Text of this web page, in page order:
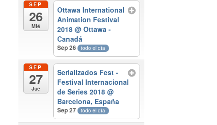
SEP
26
Mié
Ottawa International
Animation Festival
2018@ Ottawa -
Canadá
Sep 26 todo el día
SEP
27
Jue
Serializados Fest -
Festival Internacional
de Series 2018@
Barcelona, España
Sep 27 todo el día